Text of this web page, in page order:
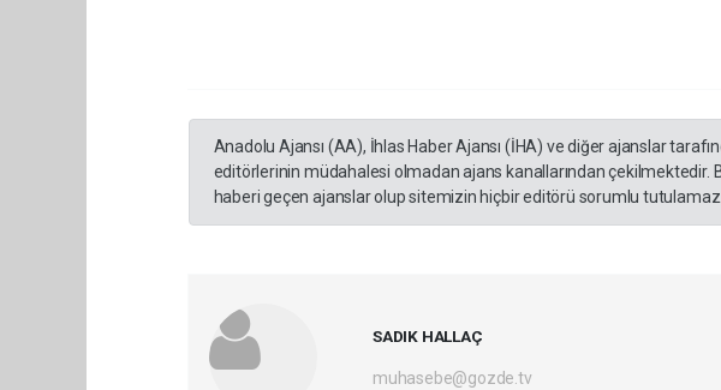
Anadolu Ajansı (AA), İhlas Haber Ajansı (İHA) ve diğer ajanslar
editörlerinin müdahalesi olmadan ajans kanallarından
haberi geçen ajanslar olup sitemizin hiçbir editörü sorumlu tutulamaz.
SADIK HALLAÇ
muhasebe@gozde.tv